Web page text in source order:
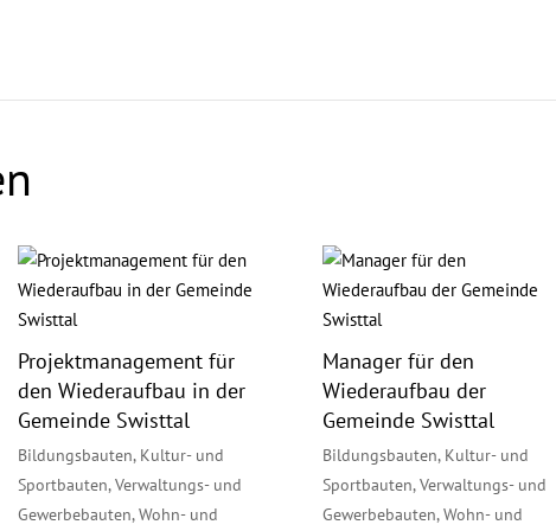
Projektmanagement für
den Wiederaufbau in der
Gemeinde Swisttal
Bildungsbauten, Kultur- und
Sportbauten,Verwaltungs- und
Gewerbebauten,Wohn- und
Manager für den
Wiederaufbau der
Gemeinde Swisttal
Bildungsbauten, Kultur- und
Sportbauten,Verwaltungs- und
Gewerbebauten,Wohn- und